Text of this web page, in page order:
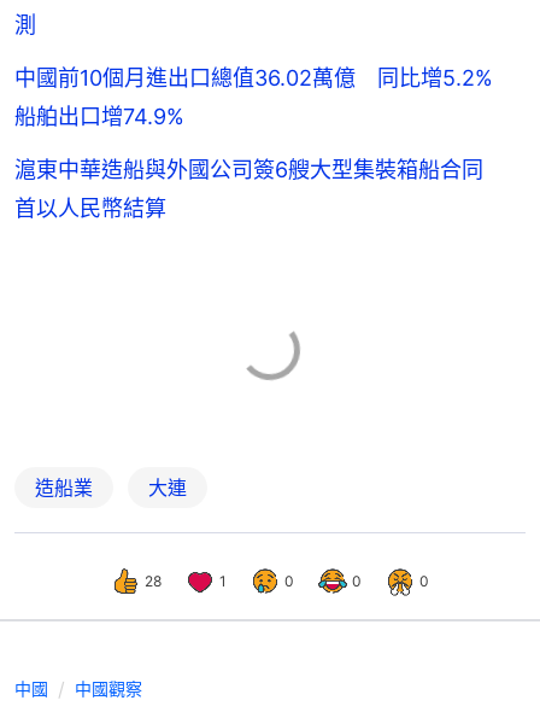
測
中國前10個月進出口總值36.02萬億 同比增5.2%
船舶出口增74.9%
滬東中華造船與外國公司簽6艘大型集裝箱船合同
首以人民幣結算
造船業 大連
28 1 0 0 0
中國 中國觀察